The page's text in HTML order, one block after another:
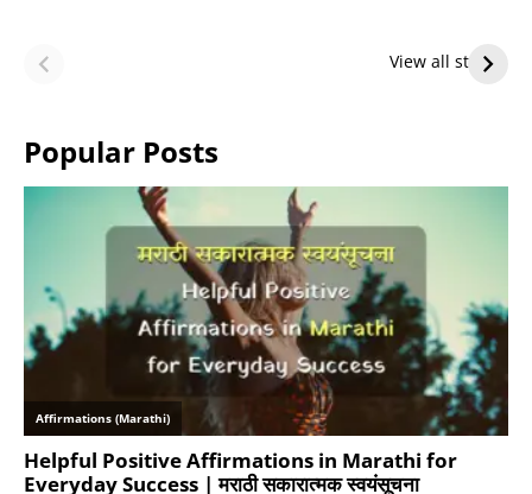
View all stories
Future — Lakers
Lakers Future
Popular Posts